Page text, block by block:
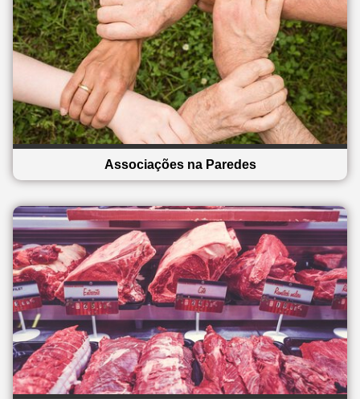
Associações na Paredes